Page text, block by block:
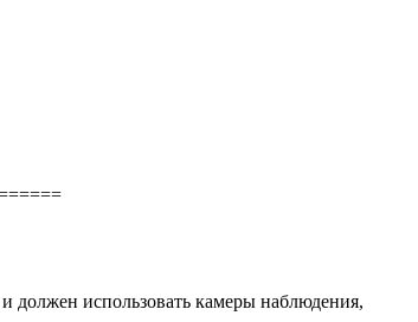
должен использовать камеры наблюдения,